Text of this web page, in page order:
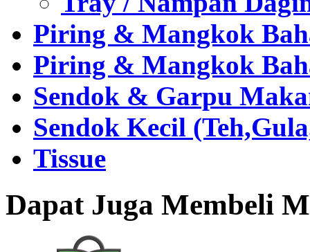
Piring & Mangkok
Piring & Mangkok
Sendok & Garpu
Sendok Kecil
Tissue
Dapat Juga Membeli